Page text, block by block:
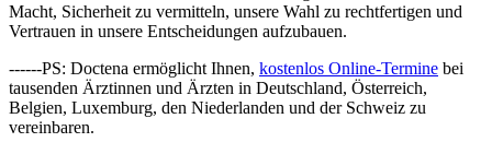
Macht, Sicherheit zu vermitteln, unsere Wahl zu rechtfertigen und
Vertrauen in unsere Entscheidungen aufzubauen.
------PS: Doctena ermöglicht Ihnen, kostenlos Online-Termine bei
tausenden Ärztinnen und Ärzten in Deutschland, Österreich,
Belgien, Luxemburg, den Niederlanden und der Schweiz zu
vereinbaren.